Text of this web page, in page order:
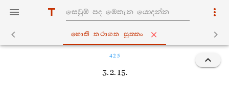
හොති තථාගත සුත‍්තං
425
3. 2. 15.